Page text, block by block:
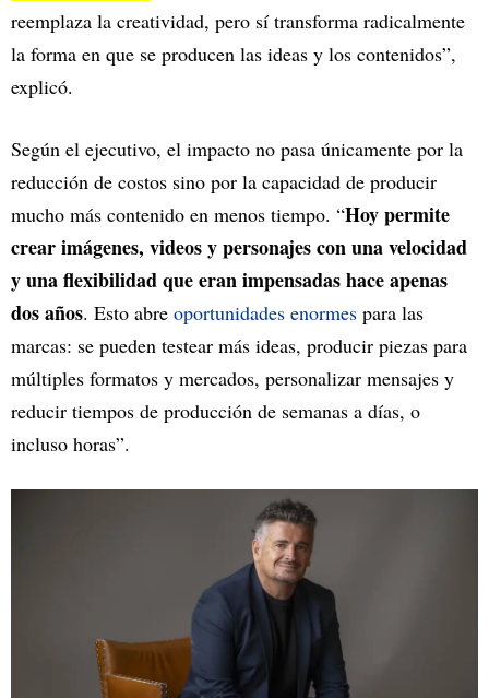
reemplaza la creatividad, pero sí transforma radicalmente
la forma en que se producen las ideas y los contenidos”,
explicó.
Según el ejecutivo, el impacto no pasa únicamente por la
reducción de costos sino por la capacidad de producir
mucho más contenido en menos tiempo. “Hoy permite
crear imágenes, videos y personajes con una velocidad
y una flexibilidad que eran impensadas hace apenas
dos años. Esto abre oportunidades enormes para las
marcas: se pueden testear más ideas, producir piezas para
múltiples formatos y mercados, personalizar mensajes y
reducir tiempos de producción de semanas a días, o
incluso horas”.